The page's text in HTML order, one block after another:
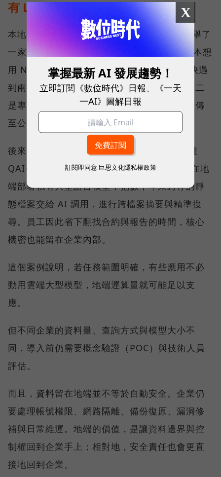
有 LLM？
本地 AI 實際落地部署會是什麼模樣？劉文義舉了
一家約 50 多人的能源公司為例。這家公司原本想
用 NAS 搭配雲端 AI 建置內部資料庫，但很快遇
到兩個瓶頸：一是員工查詢時明顯出現卡頓；二
是專利、技術與合約都高度敏感，高層不願上傳
至公有雲，擔心機密資料會有外洩的疑慮。
後來，該公司導入 QNAP AI NAS 的旗艦機種
QAI-h1290FX，搭配顯示卡與全快閃 SSD，在地
端部署私有大型語言模型，把數十年來封存的靜
態檔案交給 AI 調用，進行跨檔案摘要與精準搜
尋。員工因此省下翻找合約與報告的時間，核心
機密也能留在企業內部。
這個案例說明，若任務範圍明確，有些應用不必
動用雲端大型模型，地端運算量就可能足以支
應。
但不同企業的資料量、查詢方式與模型大小不
同，導入前仍需要概念驗證（POC）與技術人員
評估。
而且，資料留在地端並不等於自動安全。企業仍
要處理帳號權限、網路隔離、備份復原、漏洞修
補與日常維運。地端的價值，是讓資料邊界與控
制權回到企業手上；相對地，安全責任也會更直
接地回到企業。
X
掌握最新 AI 發展趨勢！
立即訂閱《數位時代》日報、《一天
一AI》圖解日報
訂閱即同意 巨思文化隱私權政策